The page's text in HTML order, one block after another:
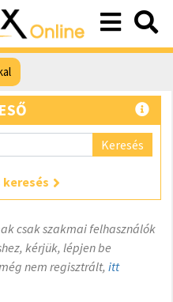
Keresés
keresés
csak szakmai felhasználók
kérjük, lépjen be
nem regisztrált, itt